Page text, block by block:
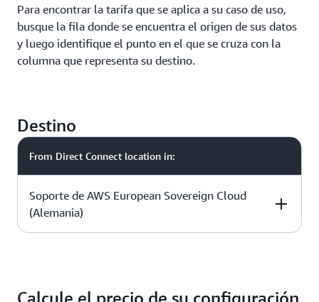
Para encontrar la tarifa que se aplica a su caso de uso,
busque la fila donde se encuentra el origen de sus datos
y luego identifique el punto en el que se cruza con la
columna que representa su destino.
Destino
From Direct Connect location in:
Soporte de AWS European Sovereign Cloud
(Alemania)
Soporte de AWS European
Calcule el precio de su configuración